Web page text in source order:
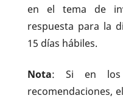
en el tema de
respuesta para la
15 días hábiles.
Nota: Si en los
recomendaciones,